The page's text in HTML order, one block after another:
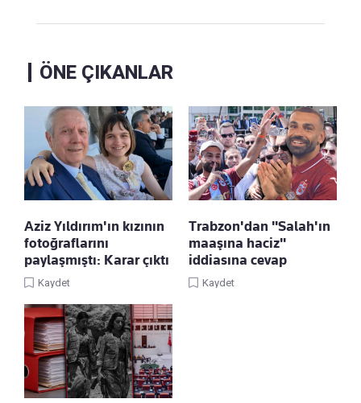
ÖNE ÇIKANLAR
Aziz Yıldırım'ın kızının
fotoğraflarını
paylaşmıştı: Karar çıktı
Kaydet
Trabzon'dan "Salah'ın
maaşına haciz"
iddiasına cevap
Kaydet